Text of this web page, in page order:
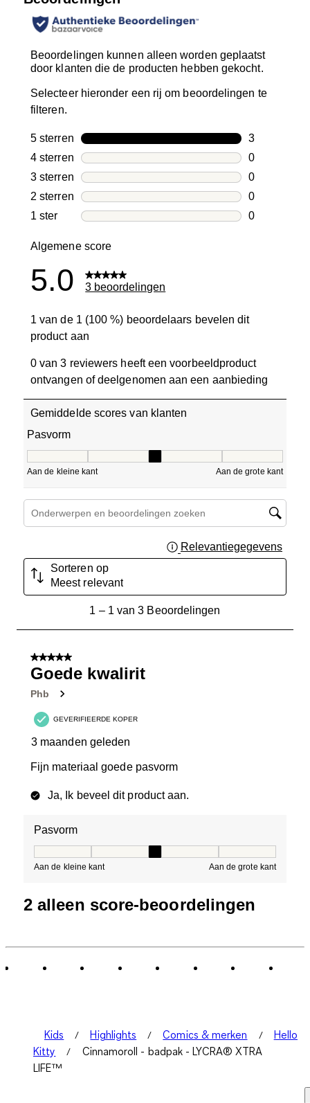
Beoordelingen kunnen alleen worden geplaatst
door klanten die de producten hebben gekocht.
Selecteer hieronder een rij om beoordelingen te
filteren.
5 sterren sterren
3
3
4 sterren sterren
0
0
3 sterren sterren
0
0
2 sterren sterren
0
0
1 ster sterren
0
Algemene score
5.0 3 beoordelingen
1 van de 1 (100 %) beoordelaars bevelen dit
product aan
0 van 3 reviewers heeft een voorbeeldproduct
ontvangen of deelgenomen aan een aanbieding
Gemiddelde scores van klanten
Pasvorm
Aan de kleine kant Aan de grote kant
Onderwerpen en beoordelingen zoeken per regio
Relevantiegegevens
Sorteren op
Meest relevant
van
Beoordelingen.
1 – 1 van 3 Beoordelingen
5 van 5 sterren.
Goede kwalirit
Phb
GEVERIFIEERDE KOPER
3 maanden geleden
Fijn materiaal goede pasvorm
Ja, Ik beveel dit product aan.
Pasvorm
Aan de kleine kant Aan de grote kant
2 alleen score-beoordelingen
Kids Highlights Comics & merken
Hello
Kitty
Cinnamoroll - badpak - LYCRA® XTRA
LIFE™